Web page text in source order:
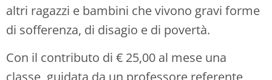
altri ragazzi e bambini che vivono gravi forme
di sofferenza, di disagio e di povertà.
Con il contributo di € 25,00 al mese una
classe, guidata da un professore referente,